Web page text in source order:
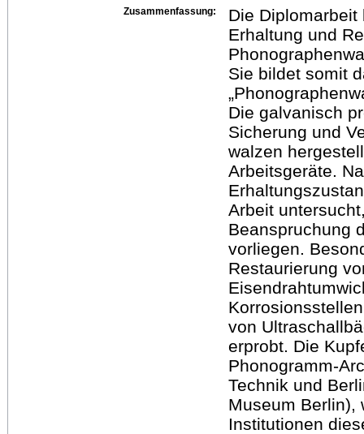
Zusammenfassung:
Die
Erhaltung und
Sie bildet somit
Die galvanisch
Sicherung und
walzen
Arbeitsgeräte.
Arbeit
Beanspruchung
vorliegen.
Restaurierung
von
erprobt. Die
Phonogramm-
Technik und
Museum Berlin),
Institutionen